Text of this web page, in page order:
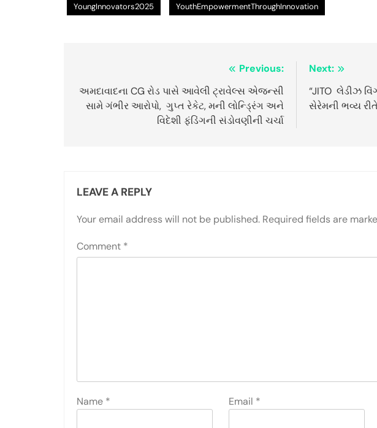
YoungInnovators2025 YouthEmpowermentThroughInnovation
navigation
Previous:
અમદાવાદના CG રોડ પાસે આવેલી ટ્રાવેલ્સ એજન્સી
સામે ગંભીર આરોપો, ગુપ્ત રેકેટ, મની લોન્ડ્રિંગ અને
વિદેશી ફંડિંગની સંડોવણીની ચર્ચા
Next:
“JITO લેડીઝ
સેરેમની ભવ્ય
LEAVE A REPLY
Your email address will not be published. Required fields are
Comment *
Name * Email *